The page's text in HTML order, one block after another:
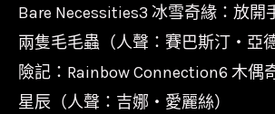
Bare Necessities3 冰雪奇緣：放開
兩隻毛毛蟲（人聲：賽巴斯汀‧亞
險記：Rainbow Connection6 木偶
星辰（人聲：吉娜‧愛麗絲）